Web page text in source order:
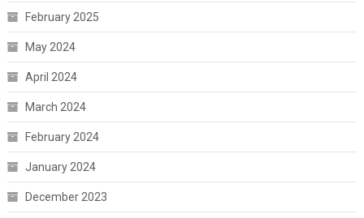
February 2025
May 2024
April 2024
March 2024
February 2024
January 2024
December 2023